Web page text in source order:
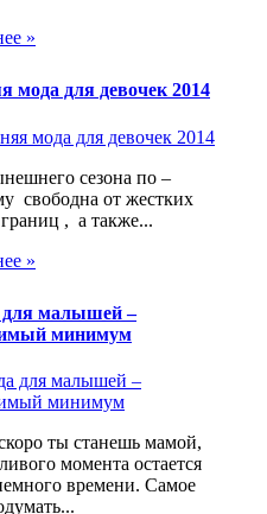
»
мода для девочек 2014
сезона по –
свободна от жестких
, а также...
»
малышей –
минимум
ты станешь мамой,
момента остается
времени. Самое